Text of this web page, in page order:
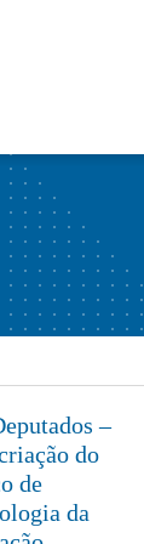
–
do
de
da